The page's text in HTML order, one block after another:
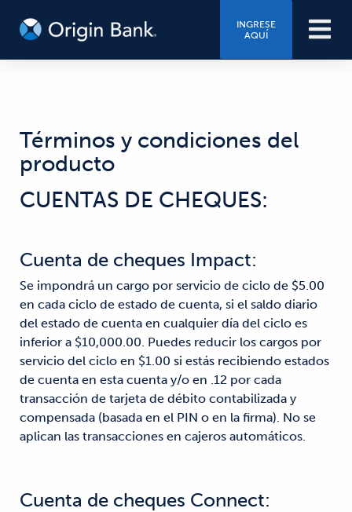
INGRESE
AQUÍ
Términos y condiciones del
producto
CUENTAS DE CHEQUES:
Cuenta de cheques Impact:
Se impondrá un cargo por servicio de ciclo de $5.00
en cada ciclo de estado de cuenta, si el saldo diario
del estado de cuenta en cualquier día del ciclo es
inferior a $10,000.00. Puedes reducir los cargos por
servicio del ciclo en $1.00 si estás recibiendo estados
de cuenta en esta cuenta y/o en .12 por cada
transacción de tarjeta de débito contabilizada y
compensada (basada en el PIN o en la firma). No se
aplican las transacciones en cajeros automáticos.
Cuenta de cheques Connect: